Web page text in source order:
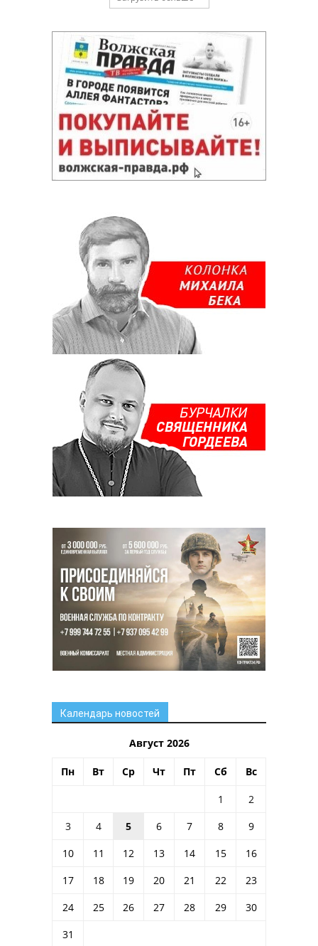
Календарь новостей
Август 2026
Пн Вт Ср Чт Пт Сб Вс
1
2
3
4 5 6 7 8
9
10
11 12 13 14 15
16
17
18 19 20 21 22
23
24
25 26 27 28 29
30
31